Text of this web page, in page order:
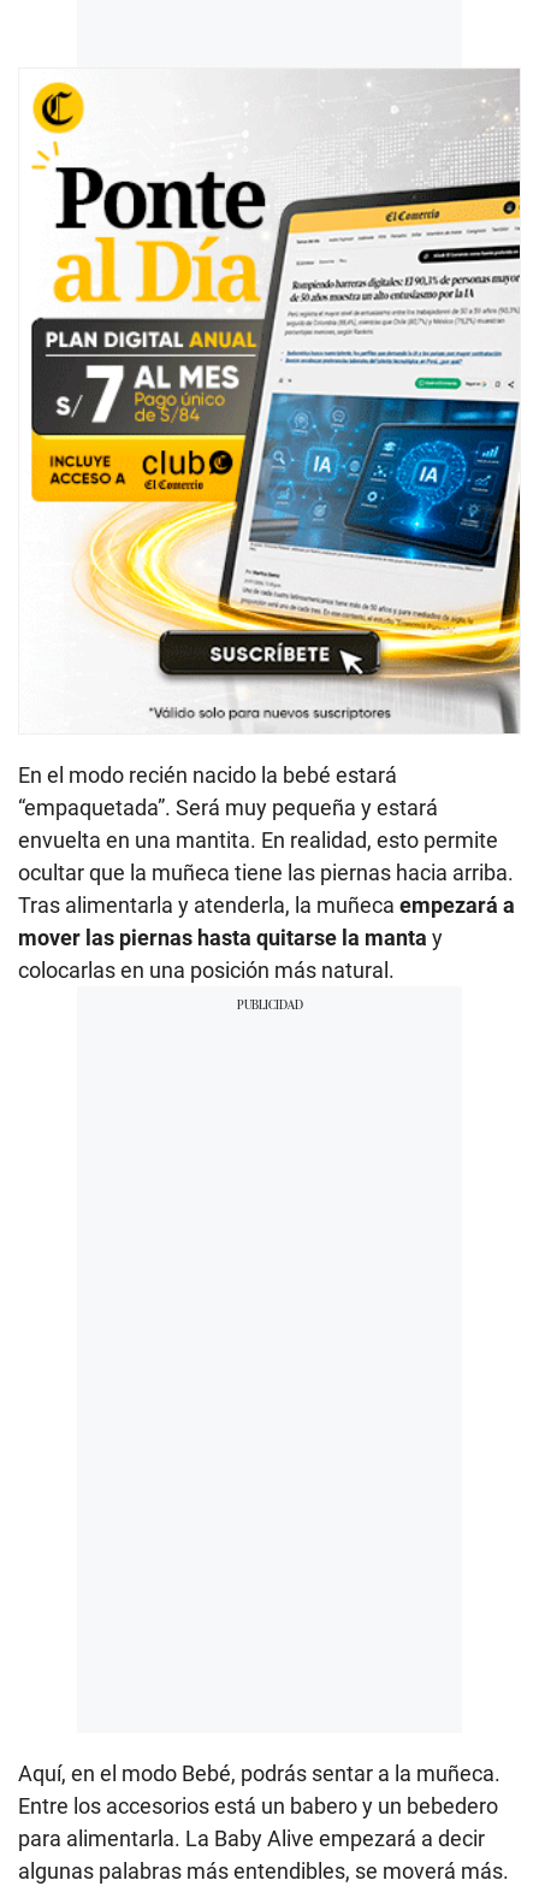
En el modo recién nacido la bebé estará
“empaquetada”. Será muy pequeña y estará
envuelta en una mantita. En realidad, esto permite
ocultar que la muñeca tiene las piernas hacia arriba.
Tras alimentarla y atenderla, la muñeca empezará a
mover las piernas hasta quitarse la manta y
colocarlas en una posición más natural.
Aquí, en el modo Bebé, podrás sentar a la muñeca.
Entre los accesorios está un babero y un bebedero
para alimentarla. La Baby Alive empezará a decir
algunas palabras más entendibles, se moverá más.